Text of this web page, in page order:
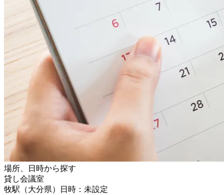
場所、日時から探す
貸し会議室
牧駅（大分県）
日時：未設定